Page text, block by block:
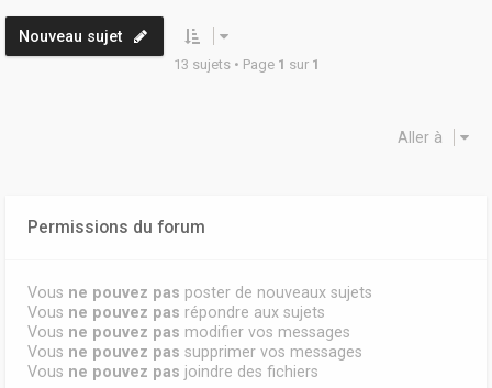
Nouveau sujet
13 sujets • Page 1 sur 1
Aller à
Permissions du forum
Vous ne pouvez pas poster de nouveaux sujets
Vous ne pouvez pas répondre aux sujets
Vous ne pouvez pas modifier vos messages
Vous ne pouvez pas supprimer vos messages
Vous ne pouvez pas joindre des fichiers